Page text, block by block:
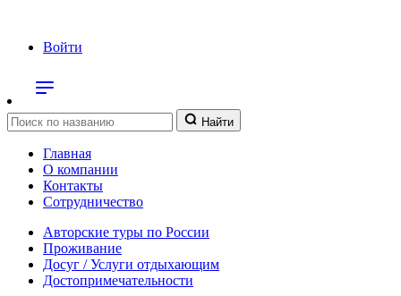
Войти
Найти
Главная
О компании
Контакты
Сотрудничество
Авторские туры по России
Проживание
Досуг / Услуги отдыхающим
Достопримечательности